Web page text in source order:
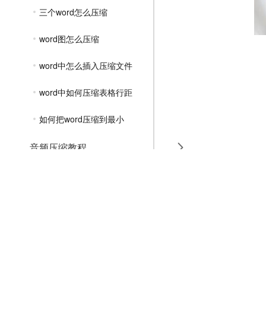
三个word怎么压缩
word图怎么压缩
word中怎么插入压缩文件
word中如何压缩表格行距
如何把word压缩到最小
音频压缩教程